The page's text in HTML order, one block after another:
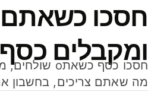
חסכו כשאתם
ומקבלים כסף
מה שאתם צריכים, בחשבון